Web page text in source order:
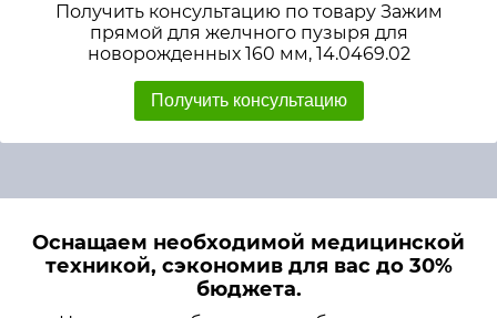
Получить консультацию по товару Зажим
прямой для желчного пузыря для
новорожденных 160 мм, 14.0469.02
Получить консультацию
Оснащаем необходимой медицинской
техникой, сэкономив для вас до 30%
бюджета.